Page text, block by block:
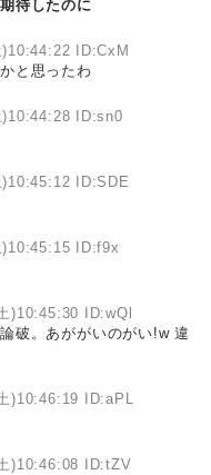
待したのに
ID:CxM
と思ったわ
ID:sn0
ID:SDE
ID:f9x
)10:45:30 ID:wQl
破。あががいのがい!w 違
)10:46:19 ID:aPL
)10:46:08 ID:tZV